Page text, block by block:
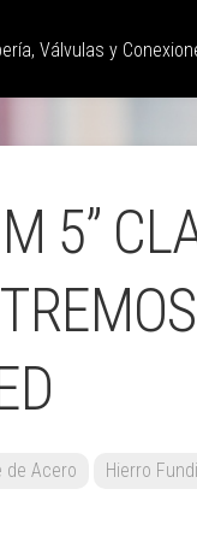
Válvulas y
5”
de Acero Hierro